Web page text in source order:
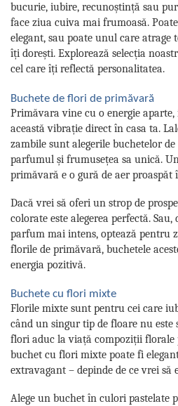
bucurie, iubire, recunoștință sau
face ziua cuiva mai frumoasă.
elegant, sau poate unul care
îți dorești. Explorează selecția
cel care îți reflectă personalitatea.
Buchete de flori de primăvară
Primăvara vine cu o energie
această vibrație direct în casa ta.
zambile sunt alegerile buchetelor
parfumul și frumusețea sa unică.
primăvară e o gură de aer proaspăt
Dacă vrei să oferi un strop de
colorate este alegerea perfectă.
parfum mai intens, optează pentru
florile de primăvară, buchetele
energia pozitivă.
Buchete cu flori mixte
Florile mixte sunt pentru cei care
când un singur tip de floare nu
flori aduc la viață compoziții florale
buchet cu flori mixte poate fi
extravagant – depinde de ce vrei să
Alege un buchet în culori pastelate